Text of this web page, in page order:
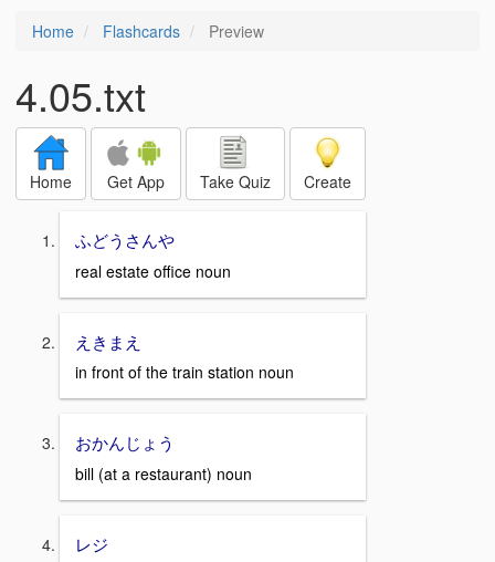
Home Flashcards Preview
4.05.txt
Home Get App Take Quiz Create
ふどうさんや
real estate office noun
えきまえ
in front of the train station noun
おかんじょう
bill (at a restaurant) noun
レジ